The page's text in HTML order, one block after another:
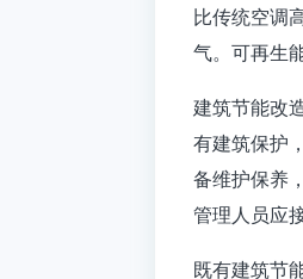
比传统空调
气。可再生
建筑节能改
有建筑保护
备维护保养
管理人员应
既有建筑节